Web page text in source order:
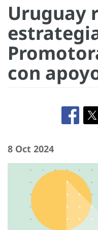
Uruguay
con
8 Oct 2024